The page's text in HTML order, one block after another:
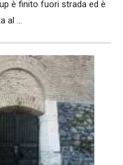
è finito fuori strada ed è
al ...